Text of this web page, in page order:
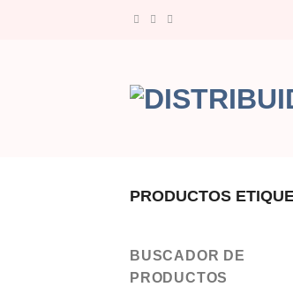
PRODUCTOS
BUSCADOR DE
PRODUCTOS